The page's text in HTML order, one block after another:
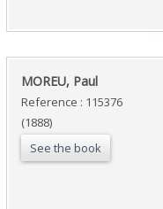
‎MOREU, Paul‎
Reference : 115376
(1888)
See the book